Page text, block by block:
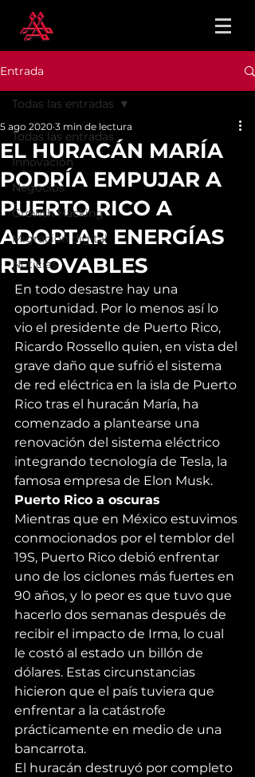
Entrada
Todas las entradas
Innovación
Negocios
Growth Hacking
Migración digital
Noticias
Todas las entradas
EL HURACÁN MARÍA
PODRÍA EMPUJAR A
PUERTO RICO A
ADOPTAR ENERGÍAS
RENOVABLES
5 ago 2020 3 min de lectura
En todo desastre hay una
oportunidad. Por lo menos así lo
vio el presidente de Puerto Rico,
Ricardo Rossello quien, en vista del
grave daño que sufrió el sistema
de red eléctrica en la isla de Puerto
Rico tras el huracán María, ha
comenzado a plantearse una
renovación del sistema eléctrico
integrando tecnología de Tesla, la
famosa empresa de Elon Musk.
Puerto Rico a oscuras
Mientras que en México estuvimos
conmocionados por el temblor del
19S, Puerto Rico debió enfrentar
uno de los ciclones más fuertes en
90 años, y lo peor es que tuvo que
hacerlo dos semanas después de
recibir el impacto de Irma, lo cual
le costó al estado un billón de
dólares. Estas circunstancias
hicieron que el país tuviera que
enfrentar a la catástrofe
prácticamente en medio de una
bancarrota.
El huracán destruyó por completo